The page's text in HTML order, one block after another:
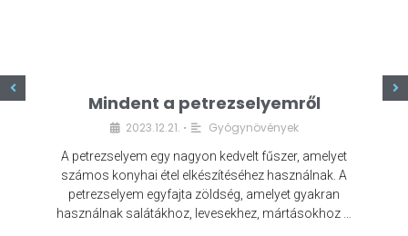
Mindent a petrezselyemről
2023.12.21. • Gyógynövények
A petrezselyem egy nagyon kedvelt fűszer, amelyet
számos konyhai étel elkészítéséhez használnak. A
petrezselyem egyfajta zöldség, amelyet gyakran
használnak salátákhoz, levesekhez, mártásokhoz …